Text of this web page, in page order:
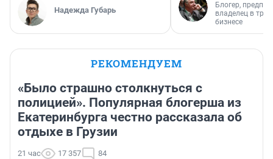
Надежда Губарь
Блогер,
владелец в
бизнесе
РЕКОМЕНДУЕМ
«Было страшно столкнуться с
полицией». Популярная блогерша из
Екатеринбурга честно рассказала об
отдыхе в Грузии
21 час 17 357 84